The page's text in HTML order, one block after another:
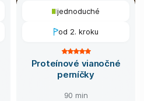
jednoduché
od 2. kroku
Proteínové vianočné
perníčky
90 min